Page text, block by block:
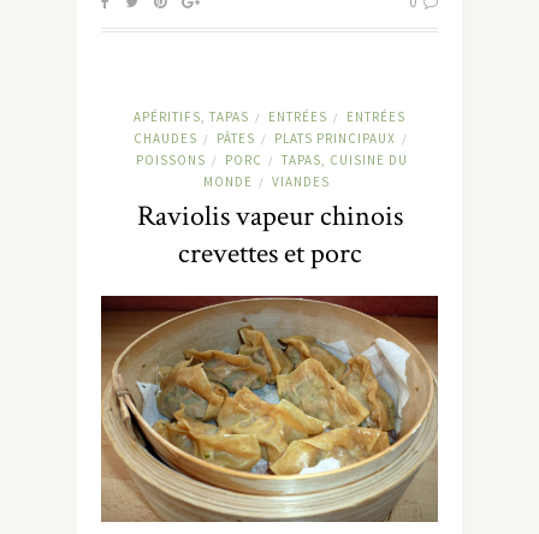
APÉRITIFS, TAPAS / ENTRÉES /
ENTRÉES
CHAUDES / PÂTES / PLATS PRINCIPAUX /
POISSONS / PORC /
TAPAS, CUISINE DU
MONDE / VIANDES
Raviolis vapeur chinois
crevettes et porc